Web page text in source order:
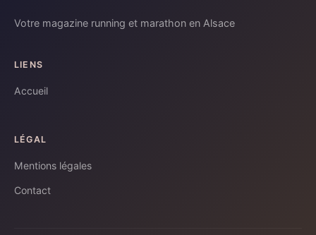
Votre magazine running et marathon en Alsace
LIENS
Accueil
LÉGAL
Mentions légales
Contact